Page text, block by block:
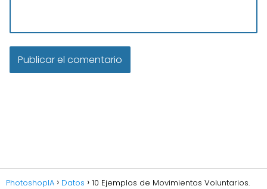
PhotoshopIA Datos 10 Ejemplos de Movimientos Voluntarios.